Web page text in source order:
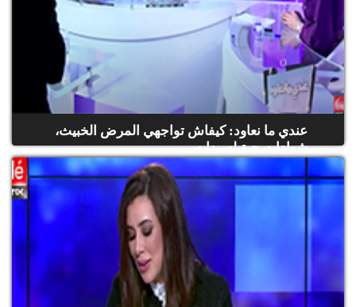
عندي ما نعاود: كيفاش تواجهي المرض الخبيث،
شهادات حية لسيدات...
(حلقة كاملة)